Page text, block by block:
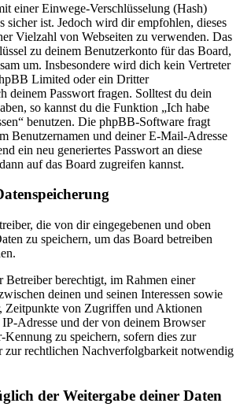
einer Einwege-Verschlüsselung (Hash)
sicher ist. Jedoch wird dir empfohlen, dieses
Vielzahl von Webseiten zu verwenden. Das
zu deinem Benutzerkonto für das Board,
um. Insbesondere wird dich kein Vertreter
Limited oder ein Dritter
deinem Passwort fragen. Solltest du dein
so kannst du die Funktion „Ich habe
benutzen. Die phpBB-Software fragt
Benutzernamen und deiner E-Mail-Adresse
ein neu generiertes Passwort an diese
auf das Board zugreifen kannst.
die von dir eingegebenen und oben
zu speichern, um das Board betreiben
Betreiber berechtigt, im Rahmen einer
deinen und seinen Interessen sowie
Zeitpunkte von Zugriffen und Aktionen
Adresse und der von deinem Browser
zu speichern, sofern dies zur
zur rechtlichen Nachverfolgbarkeit notwendig
der Weitergabe deiner Daten